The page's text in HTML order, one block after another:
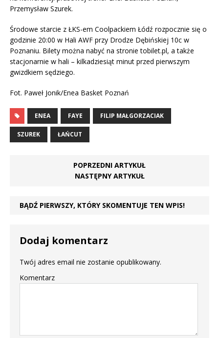
Przemysław Szurek.
Środowe starcie z ŁKS-em Coolpackiem Łódź rozpocznie się o
godzinie 20:00 w Hali AWF przy Drodze Dębińskiej 10c w
Poznaniu. Bilety można nabyć na stronie tobilet.pl, a także
stacjonarnie w hali – kilkadziesiąt minut przed pierwszym
gwizdkiem sędziego.
Fot. Paweł Jonik/Enea Basket Poznań
ENEA FAYE FILIP MAŁGORZACIAK
SZUREK ŁAŃCUT
POPRZEDNI ARTYKUŁ
NASTĘPNY ARTYKUŁ
BĄDŹ PIERWSZY, KTÓRY SKOMENTUJE TEN WPIS!
Dodaj komentarz
Twój adres email nie zostanie opublikowany.
Komentarz